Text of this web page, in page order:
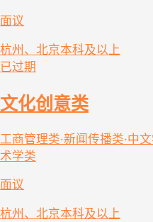
面议
杭州、北京本科及以上
已过期
文化创意类
工商管理类·新闻传播类·中
术学类
面议
杭州、北京本科及以上